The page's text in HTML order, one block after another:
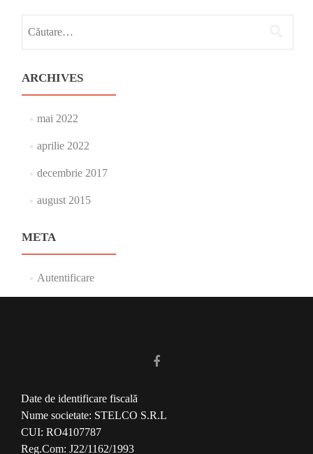
după:
ARCHIVES
mai 2022
aprilie 2022
decembrie 2017
august 2015
META
Autentificare
Date de identificare fiscală
Nume societate: STELCO S.R.L
CUI: RO4107787
Reg.Com: J22/1162/1993